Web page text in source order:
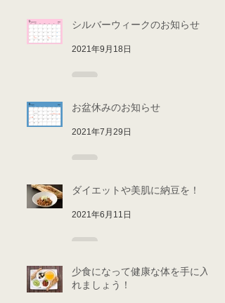
シルバーウィークのお知らせ
2021年9月18日
お盆休みのお知らせ
2021年7月29日
ダイエットや美肌に納豆を！
2021年6月11日
少食になって健康な体を手に入
れましょう！